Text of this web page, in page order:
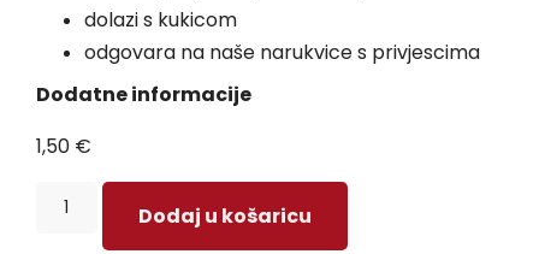
dolazi s kukicom
odgovara na naše narukvice s privjescima
Dodatne informacije
1,50 €
Dodaj u košaricu